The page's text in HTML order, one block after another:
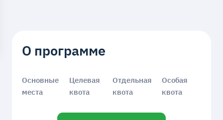
О программе
Основные
места
Целевая
квота
Отдельная
квота
Особая
квота